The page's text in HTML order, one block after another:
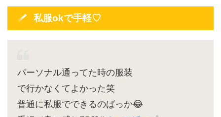
私服okで手軽♡
パーソナル通ってた時の服装
で行かなくてよかった笑
普通に私服でできるのばっか😂